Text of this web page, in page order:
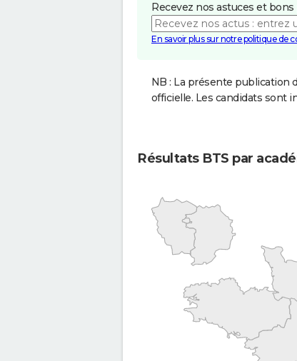
Recevez nos astuces et
En savoir plus sur notre politique de
NB : La présente publication
officielle. Les candidats sont
Résultats BTS par